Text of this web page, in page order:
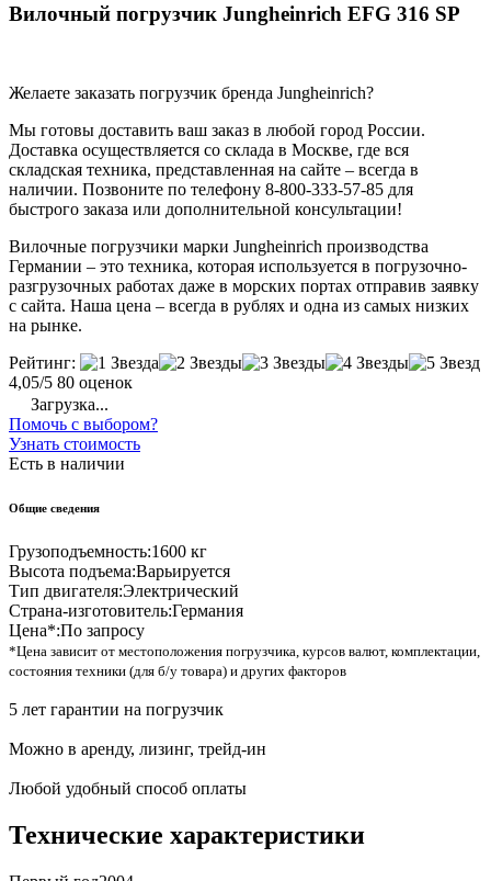
Вилочный погрузчик Jungheinrich EFG 316 SP
Желаете заказать погрузчик бренда Jungheinrich?
Мы готовы доставить ваш заказ в любой город России.
Доставка осуществляется со склада в Москве, где вся
складская техника, представленная на сайте – всегда в
наличии. Позвоните по телефону 8-800-333-57-85 для
быстрого заказа или дополнительной консультации!
Вилочные погрузчики марки Jungheinrich производства
Германии – это техника, которая используется в погрузочно-
разгрузочных работах даже в морских портах отправив заявку
с сайта. Наша цена – всегда в рублях и одна из самых низких
на рынке.
Рейтинг:
4,05/5 80 оценок
Загрузка...
Помочь с выбором?
Узнать стоимость
Есть в наличии
Общие сведения
Грузоподъемность:1600 кг
Высота подъема:Варьируется
Тип двигателя:Электрический
Страна-изготовитель:Германия
Цена*:По запросу
*Цена зависит от местоположения погрузчика, курсов валют, комплектации,
состояния техники (для б/у товара) и других факторов
5 лет гарантии на погрузчик
Можно в аренду, лизинг, трейд-ин
Любой удобный способ оплаты
Технические характеристики